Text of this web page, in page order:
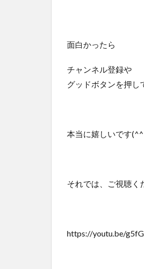
面白かったら
チャンネル登録や
グッドボタンを押し
本当に嬉しいです
それでは、ご視聴く
https://youtu.be/